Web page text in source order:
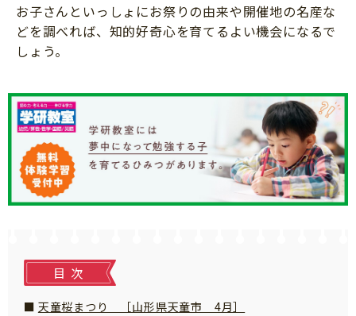
運動・あそび・ゲーム
知育
料理
マネー
お子さんといっしょにお祭りの由来や開催地の名産な
どを調べれば、知的好奇心を育てるよい機会になるで
しょう。
目次
天童桜まつり ［山形県天童市 4月］